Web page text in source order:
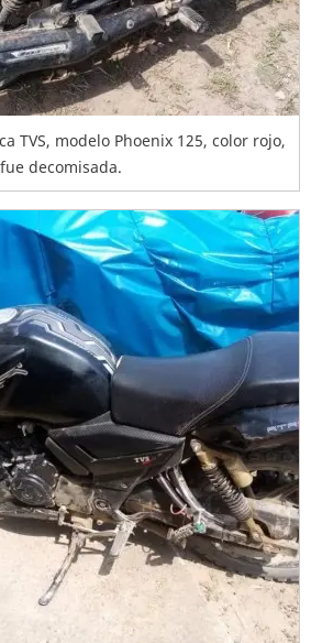
TVS, modelo Phoenix 125, color rojo,
decomisada.